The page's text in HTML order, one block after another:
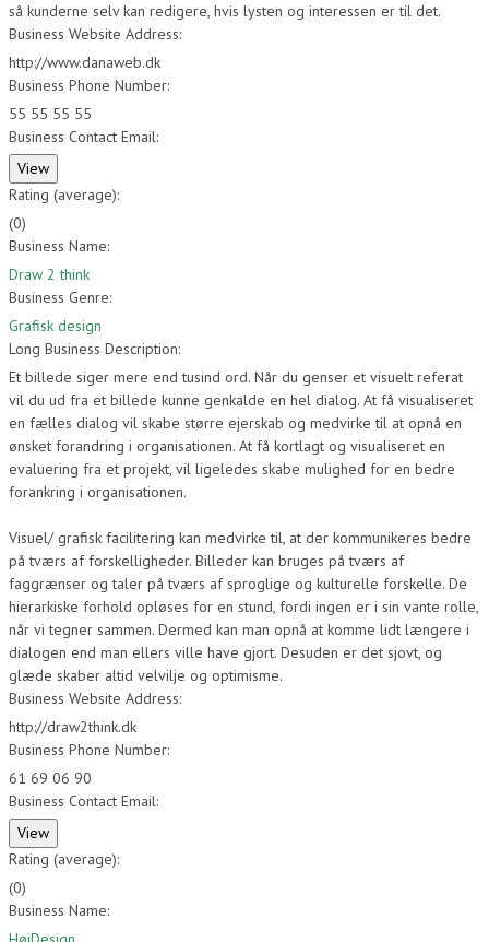
så kunderne selv kan redigere, hvis lysten og interessen er til det.
Business Website Address:
http://www.danaweb.dk
Business Phone Number:
55 55 55 55
Business Contact Email:
Rating (average):
(0)
Business Name:
Draw 2 think
Business Genre:
Grafisk design
Long Business Description:
Et billede siger mere end tusind ord. Når du genser et visuelt referat
vil du ud fra et billede kunne genkalde en hel dialog. At få visualiseret
en fælles dialog vil skabe større ejerskab og medvirke til at opnå en
ønsket forandring i organisationen. At få kortlagt og visualiseret en
evaluering fra et projekt, vil ligeledes skabe mulighed for en bedre
forankring i organisationen.
Visuel/ grafisk facilitering kan medvirke til, at der kommunikeres bedre
på tværs af forskelligheder. Billeder kan bruges på tværs af
faggrænser og taler på tværs af sproglige og kulturelle forskelle. De
hierarkiske forhold opløses for en stund, fordi ingen er i sin vante rolle,
når vi tegner sammen. Dermed kan man opnå at komme lidt længere i
dialogen end man ellers ville have gjort. Desuden er det sjovt, og
glæde skaber altid velvilje og optimisme.
Business Website Address:
http://draw2think.dk
Business Phone Number:
61 69 06 90
Business Contact Email:
Rating (average):
(0)
Business Name: